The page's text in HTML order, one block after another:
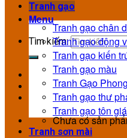
Menu
Tìm kiếm:
Chưa có sản
Tranh gạo
Tranh gạo chân
Tranh gạo động
Tranh gạo kiến
Tranh gạo màu
Tranh Gạo
Tranh gạo thư
Tranh gạo tôn
Tranh sơn mài